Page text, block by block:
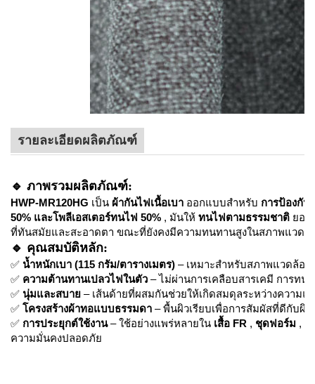
รายละเอียดผลิตภัณฑ์
🔹 ภาพรวมผลิตภัณฑ์:
HWP-MR120HG เป็น ผ้ากันไฟเนื้อเบา ออกแบบสำหรับ การป้องกั
50% และโพลีเอสเตอร์ทนไฟ 50% , มันให้ ทนไฟตามธรรมชาติ ยอด
ที่ทันสมัยและสะอาดตา ขณะที่ยังคงมีความทนทานสูงในสภาพแวดล้
🔹 คุณสมบัติหลัก:
✅ น้ำหนักเบา (115 กรัม/ตารางเมตร) – เหมาะสำหรับสภาพแวดล้อ
✅ ความต้านทานเปลวไฟในตัว – ไม่ผ่านการเคลือบสารเคมี การทน
✅ นุ่มและสบาย – เส้นด้ายที่ผสมกันช่วยให้เกิดสมดุลระหว่างความแ
✅ โครงสร้างผ้าทอแบบธรรมดา – พื้นผิวเรียบเพื่อการสัมผัสที่ดีกับผิ
✅ การประยุกต์ใช้งาน– ใช้อย่างแพร่หลายใน เสื้อ FR , ชุดฟอร์ม ,
ความมั่นคงปลอดภัย